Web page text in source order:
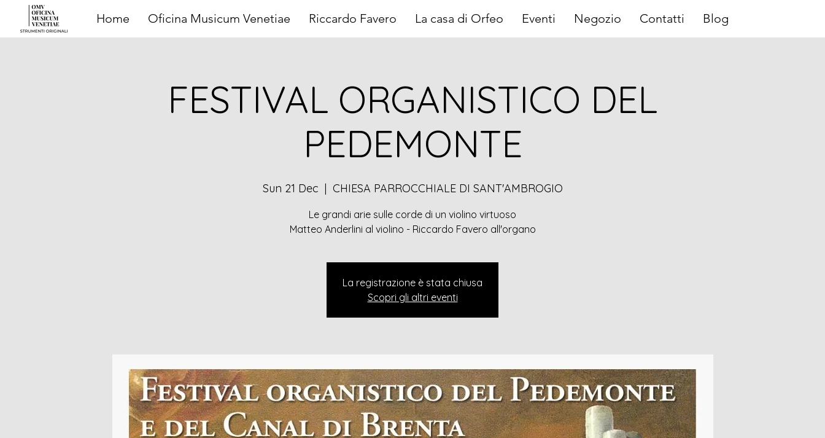
Home Oficina Musicum Venetiae Riccardo Favero La casa di Orfeo Eventi Negozio Contatti Blog
FESTIVAL ORGANISTICO DEL
PEDEMONTE
Sun 21 Dec
  |
CHIESA PARROCCHIALE DI SANT'AMBROGIO
Le grandi arie sulle corde di un violino virtuoso
Matteo Anderlini al violino - Riccardo Favero all'organo
La registrazione è stata chiusa
Scopri gli altri eventi